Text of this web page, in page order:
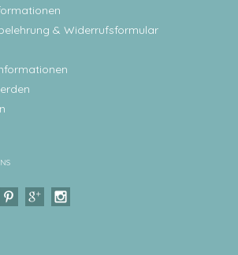
& Widerrufsformular